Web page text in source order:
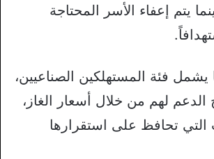
بينما يتم إعفاء الأسر المحتاجة
يشمل فئة المستهلكين الصناعيين،
لهم من خلال أسعار الغاز،
تحافظ على استقرارها